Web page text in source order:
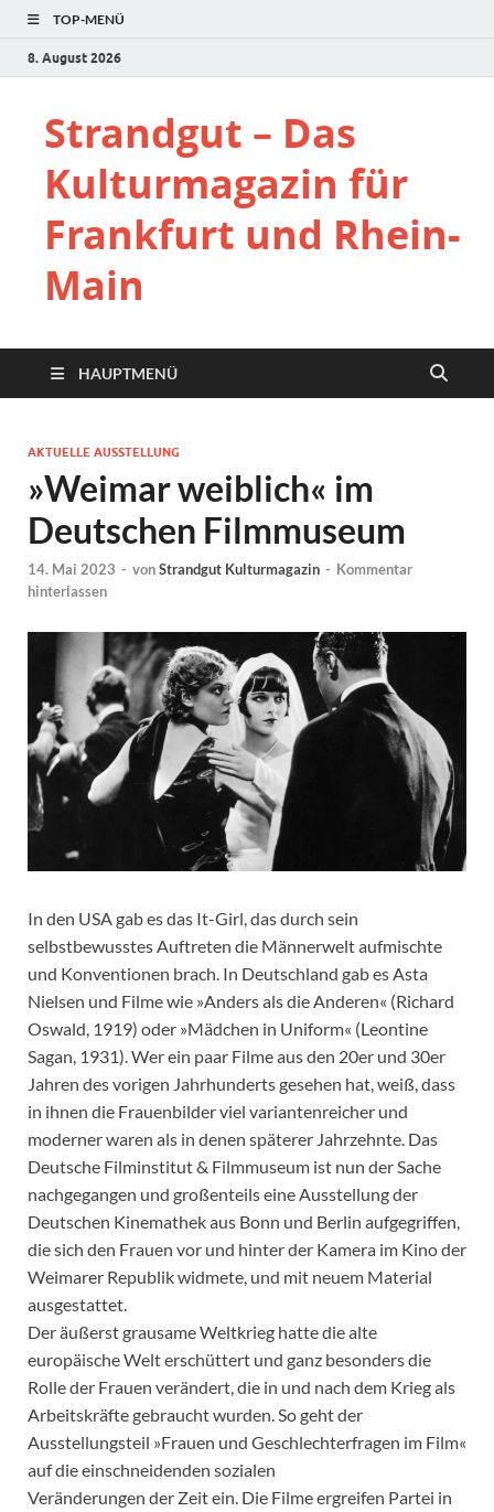
TOP-MENÜ
8. August 2026
Strandgut – Das
Kulturmagazin für
Frankfurt und Rhein-
Main
HAUPTMENÜ
AKTUELLE AUSSTELLUNG
»Weimar weiblich« im
Deutschen Filmmuseum
14. Mai 2023 - vonStrandgut Kulturmagazin - Kommentar
hinterlassen
In den USA gab es das It-Girl, das durch sein
selbstbewusstes Auftreten die Männerwelt aufmischte
und Konventionen brach. In Deutschland gab es Asta
Nielsen und Filme wie »Anders als die Anderen« (Richard
Oswald, 1919) oder »Mädchen in Uniform« (Leontine
Sagan, 1931). Wer ein paar Filme aus den 20er und 30er
Jahren des vorigen Jahrhunderts gesehen hat, weiß, dass
in ihnen die Frauenbilder viel variantenreicher und
moderner waren als in denen späterer Jahrzehnte. Das
Deutsche Filminstitut & Filmmuseum ist nun der Sache
nachgegangen und großenteils eine Ausstellung der
Deutschen Kinemathek aus Bonn und Berlin aufgegriffen,
die sich den Frauen vor und hinter der Kamera im Kino der
Weimarer Republik widmete, und mit neuem Material
ausgestattet.
Der äußerst grausame Weltkrieg hatte die alte
europäische Welt erschüttert und ganz besonders die
Rolle der Frauen verändert, die in und nach dem Krieg als
Arbeitskräfte gebraucht wurden. So geht der
Ausstellungsteil »Frauen und Geschlechterfragen im Film«
auf die einschneidenden sozialen
Veränderungen der Zeit ein. Die Filme ergreifen Partei in